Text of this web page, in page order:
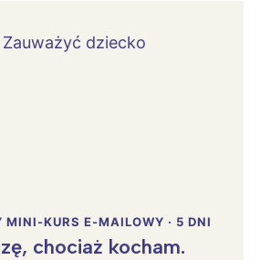
MINI-KURS E-MAILOWY · 5 DNI
chociaż kocham.